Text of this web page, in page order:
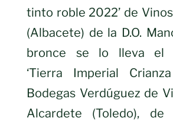
tinto roble 2022’ de
(Albacete) de la D.O.
bronce se lo lleva el
‘Tierra Imperial
Bodegas Verdúguez de
Alcardete (Toledo), de